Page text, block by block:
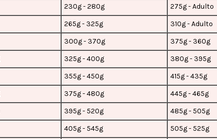
230g - 280g 275g - Adulto
265g - 325g 310g - Adulto
300g - 370g 375g - 360g
325g - 400g 380g - 395g
355g - 450g 415g - 435g
375g - 480g 445g - 465g
395g - 520g 485g - 505g
405g - 545g 505g - 525g